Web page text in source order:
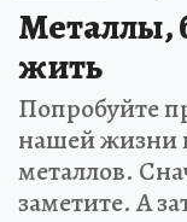
Металлы,
жить
Попробуйте
нашей жизни
металлов.
заметите. А